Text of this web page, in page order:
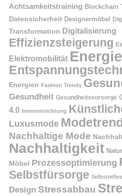
Achtsamkeitstraining Blockchain
Datensicherheit Designermöbel
Transformation Digitalisierung
Effizienzsteigerung
Elektromobilität
Energien Fashion Trends
Gesundheit Gesundheitsvorsorge
4.0 Inneneinrichtung
Luxusmode
Nachhaltige Mode
Nachhaltigkeit
Möbel
Prozessoptimierung
Selbstfürsorge
Design Stressabbau